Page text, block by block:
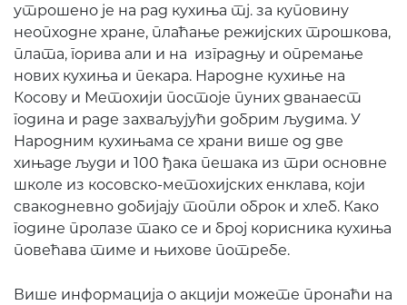
утрошено је на рад кухиња тј. за куповину
неопходне хране, плаћање режијских трошкова,
плата, горива али и на изградњу и опремање
нових кухиња и пекара. Народне кухиње на
Косову и Метохији постоје пуних дванаест
година и раде захваљујући добрим људима. У
Народним кухињама се храни више од две
хињаде људи и 100 ђака пешака из три основне
школе из косовско-метохијских енклава, који
свакодневно добијају топли оброк и хлеб. Како
године пролазе тако се и број корисника кухиња
повећава тиме и њихове потребе.
Више информација о акцији можете пронаћи на